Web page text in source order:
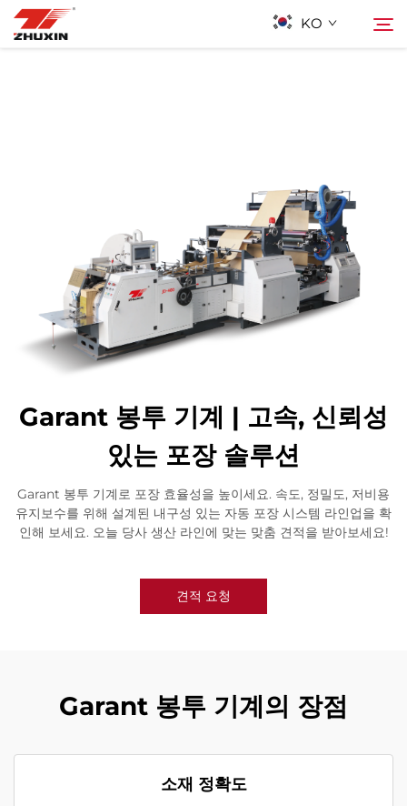
KO
연락하기
Garant 봉투 기계 | 고속, 신뢰성
있는 포장 솔루션
Garant 봉투 기계로 포장 효율성을 높이세요. 속도, 정밀도, 저비용
유지보수를 위해 설계된 내구성 있는 자동 포장 시스템 라인업을 확
인해 보세요. 오늘 당사 생산 라인에 맞는 맞춤 견적을 받아보세요!
견적 요청
Garant 봉투 기계의 장점
소재 정확도